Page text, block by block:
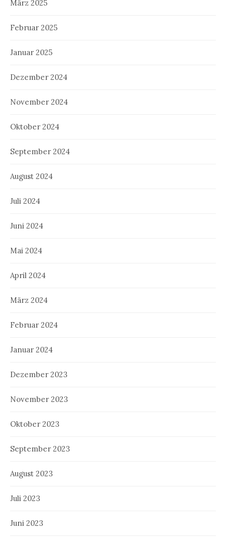
März 2025
Februar 2025
Januar 2025
Dezember 2024
November 2024
Oktober 2024
September 2024
August 2024
Juli 2024
Juni 2024
Mai 2024
April 2024
März 2024
Februar 2024
Januar 2024
Dezember 2023
November 2023
Oktober 2023
September 2023
August 2023
Juli 2023
Juni 2023